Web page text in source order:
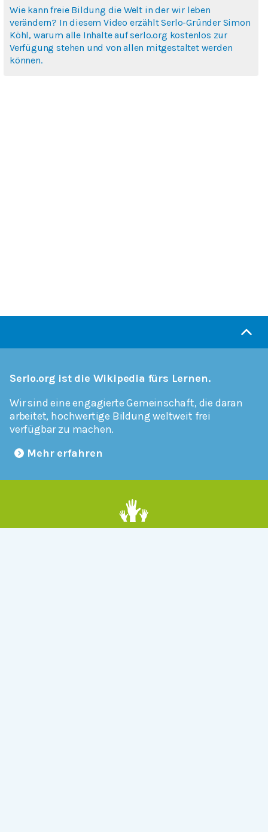
Wie kann freie Bildung die Welt in der wir leben
verändern? In diesem Video erzählt Serlo-Gründer Simon
Köhl, warum alle Inhalte auf serlo.org kostenlos zur
Verfügung stehen und von allen mitgestaltet werden
können.
Serlo.org ist die Wikipedia fürs Lernen.
Wir sind eine engagierte Gemeinschaft, die daran
arbeitet, hochwertige Bildung weltweit frei
verfügbar zu machen.
Mehr erfahren